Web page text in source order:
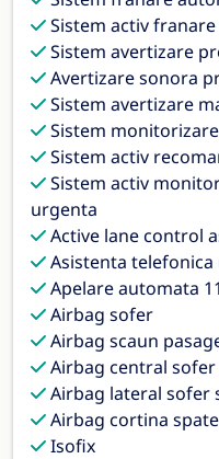
Sistem activ
Sistem avertizare
Avertizare sonora
Sistem avertizare
Sistem
Sistem activ
Sistem activ
urgenta
Active lane control
Asistenta
Apelare automata
Airbag sofer
Airbag scaun
Airbag central
Airbag lateral sofer
Airbag cortina spate
Isofix